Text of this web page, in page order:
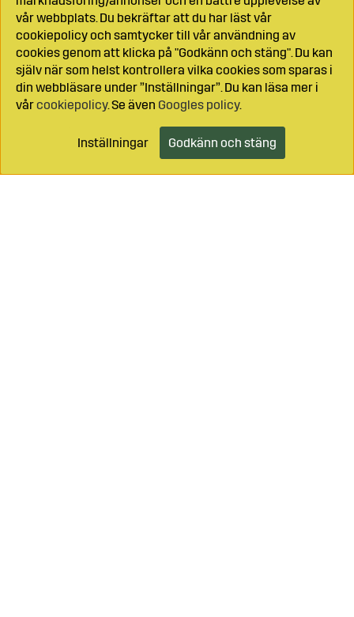
Lägg i kundvagnen
vår webbplats. Du bekräftar att du har läst vår
cookiepolicy och samtycker till vår användning av
cookies genom att klicka på "Godkänn och stäng". Du kan
själv när som helst kontrollera vilka cookies som sparas i
din webbläsare under ”Inställningar”. Du kan läsa mer i
vårcookiepolicy. Se även Googles policy.
Inställningar Godkänn och stäng